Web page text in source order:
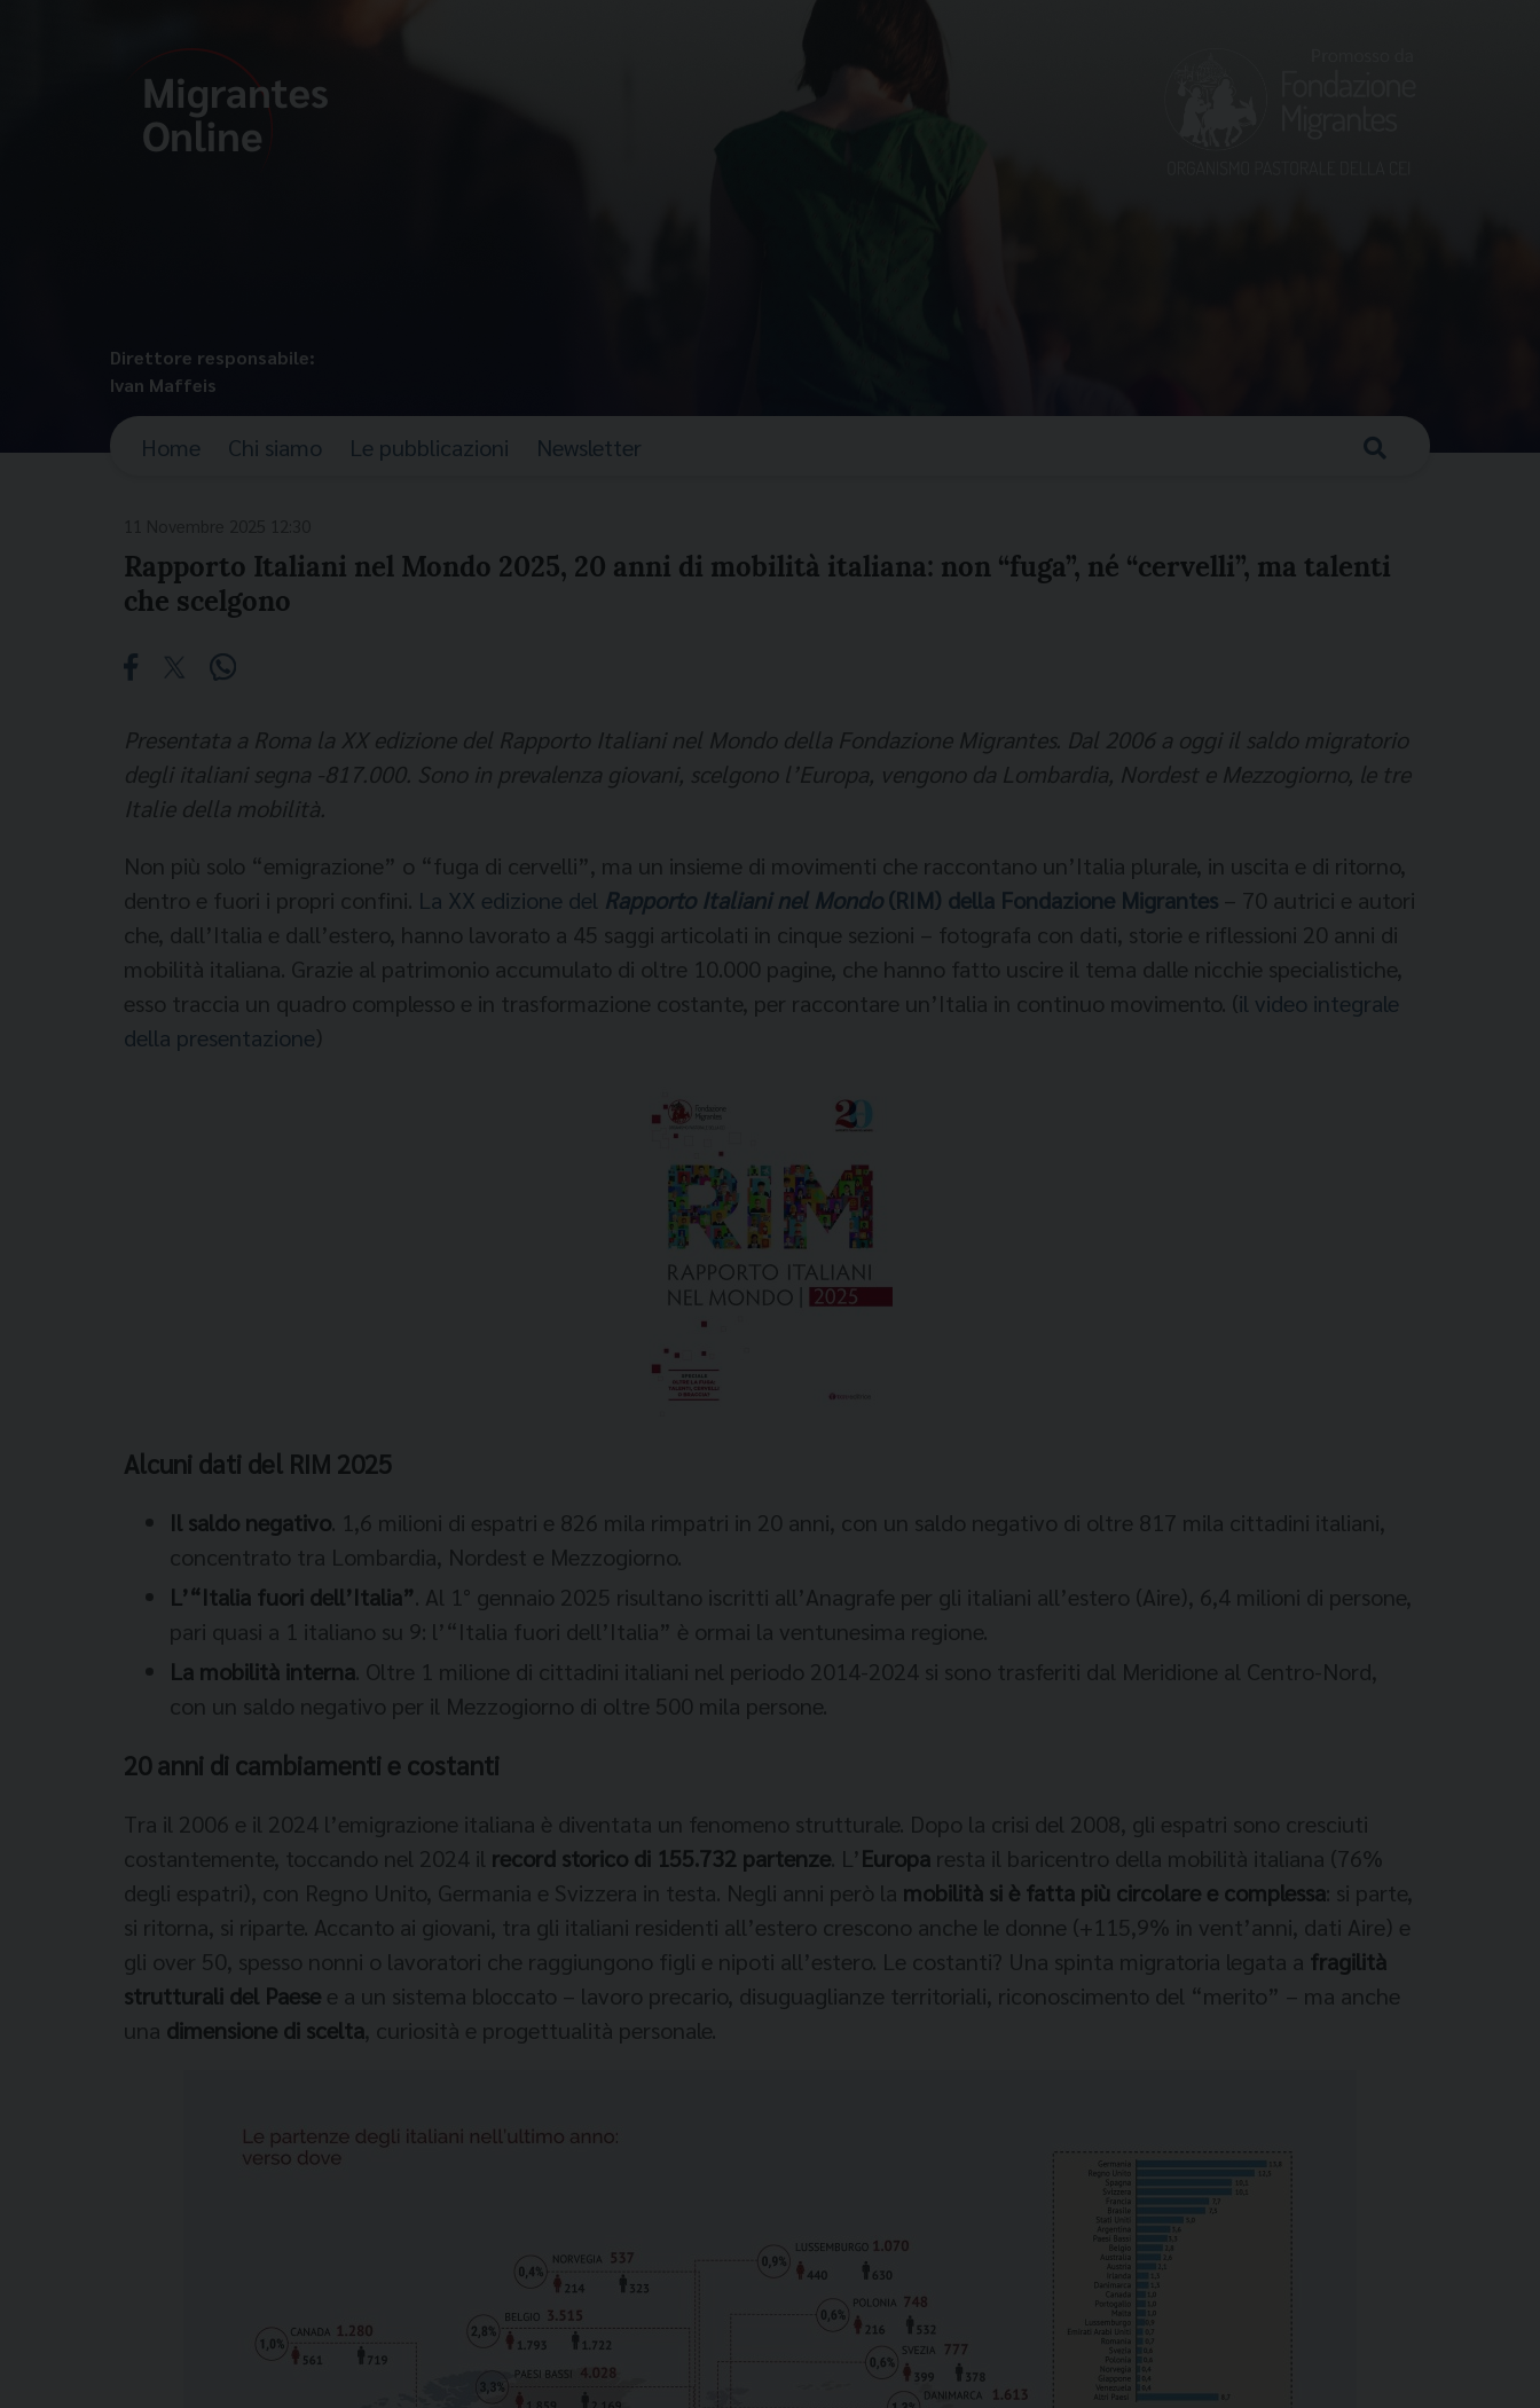
Direttore responsabile:
Ivan Maffeis
Home Chi siamo Le pubblicazioni Newsletter
Rapporto Italiani nel Mondo 2025, 20 anni di mobilità italiana: non “fuga”, né “cervelli”, ma talenti
che scelgono
Presentata a Roma la XX edizione del Rapporto Italiani nel Mondo della Fondazione Migrantes. Dal 2006 a oggi il saldo migratorio
degli italiani segna -817.000. Sono in prevalenza giovani, scelgono l’Europa, vengono da Lombardia, Nordest e Mezzogiorno, le tre
Italie della mobilità.
Non più solo “emigrazione” o “fuga di cervelli”, ma un insieme di movimenti che raccontano un’Italia plurale, in uscita e di ritorno,
dentro e fuori i propri confini. La XX edizione del Rapporto Italiani nel Mondo(RIM) della Fondazione Migrantes – 70 autrici e autori
che, dall’Italia e dall’estero, hanno lavorato a 45 saggi articolati in cinque sezioni – fotografa con dati, storie e riflessioni 20 anni di
mobilità italiana. Grazie al patrimonio accumulato di oltre 10.000 pagine, che hanno fatto uscire il tema dalle nicchie specialistiche,
esso traccia un quadro complesso e in trasformazione costante, per raccontare un’Italia in continuo movimento. (il video integrale
della presentazione)
Alcuni dati del RIM 2025
Il saldo negativo. 1,6 milioni di espatri e 826 mila rimpatri in 20 anni, con un saldo negativo di oltre 817 mila cittadini italiani,
concentrato tra Lombardia, Nordest e Mezzogiorno.
L’“Italia fuori dell’Italia”. Al 1° gennaio 2025 risultano iscritti all’Anagrafe per gli italiani all’estero (Aire), 6,4 milioni di persone,
pari quasi a 1 italiano su 9: l’“Italia fuori dell’Italia” è ormai la ventunesima regione.
La mobilità interna. Oltre 1 milione di cittadini italiani nel periodo 2014-2024 si sono trasferiti dal Meridione al Centro-Nord,
con un saldo negativo per il Mezzogiorno di oltre 500 mila persone.
20 anni di cambiamenti e costanti
Tra il 2006 e il 2024 l’emigrazione italiana è diventata un fenomeno strutturale. Dopo la crisi del 2008, gli espatri sono cresciuti
costantemente, toccando nel 2024 il record storico di 155.732 partenze. L’Europa resta il baricentro della mobilità italiana (76%
degli espatri), con Regno Unito, Germania e Svizzera in testa. Negli anni però la mobilità si è fatta più circolare e complessa: si parte,
si ritorna, si riparte. Accanto ai giovani, tra gli italiani residenti all’estero crescono anche le donne (+115,9% in vent’anni, dati Aire) e
gli over 50, spesso nonni o lavoratori che raggiungono figli e nipoti all’estero. Le costanti? Una spinta migratoria legata a fragilità
strutturali del Paese e a un sistema bloccato – lavoro precario, disuguaglianze territoriali, riconoscimento del “merito” – ma anche
una dimensione di scelta, curiosità e progettualità personale.